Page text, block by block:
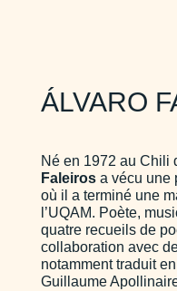
ÁLVARO
Né en 1972 au Chili
Faleirosa vécu une
où il a terminé une
l’UQAM. Poète,
quatre recueils de
collaboration avec
notamment traduit
Guillaume